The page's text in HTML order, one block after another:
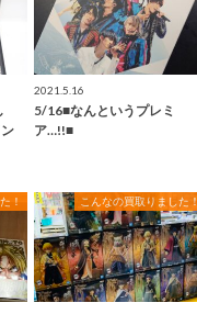
2021.5.16
5/16■なんというプレミ
ア…!!■
！ こんなの買取りました！